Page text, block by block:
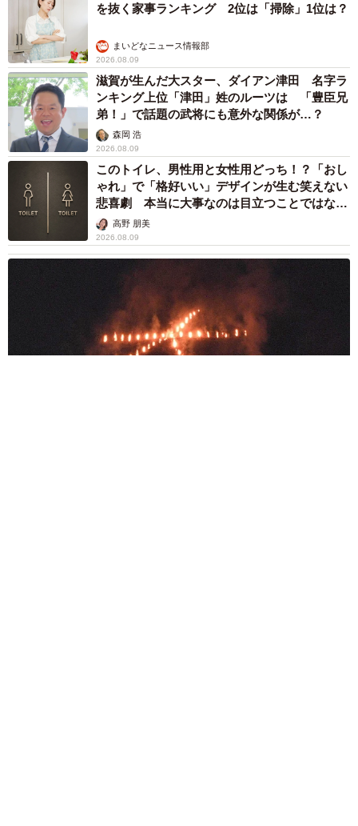
を抜く家事ランキング 2位は「掃除」1位は？
まいどなニュース情報部
2026.08.09
滋賀が生んだ大スター、ダイアン津田 名字ラ
ンキング上位「津田」姓のルーツは 「豊臣兄
弟！」で話題の武将にも意外な関係が…？
森岡 浩
2026.08.09
このトイレ、男性用と女性用どっち！？「おし
ゃれ」で「格好いい」デザインが生む笑えない
悲喜劇 本当に大事なのは目立つことではな
く…高野 朋美
2026.08.09